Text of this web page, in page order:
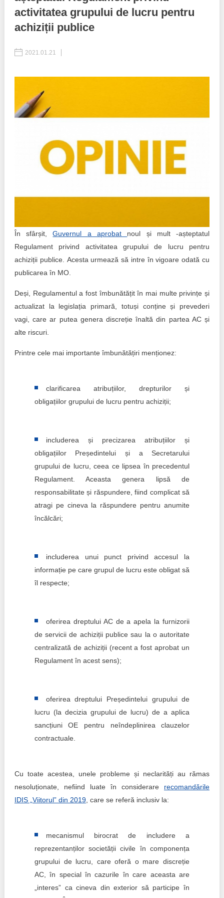
Rapoarte
Manual de proceduri
Note & poziții​
Anunțuri
Politici regionale
People Watch
Agenda Națională de Business
Trend Hunter
Buletin EU-STRAT
Aplică la BUNELE PRACTICI
Transparența întreprinderilor de stat
Cele mai bune și cele mai proaste politici locale din
Democrația, independența și transparența instituțiilor
publice-cheie din Moldova
Achizițiile publice în vizorul societății civile
activitatea grupului de lucru pentru
achiziții publice
2021.01.21
În sfârșit,Guvernul a aprobat noul și mult -așteptatul
Regulament privind activitatea grupului de lucru pentru
achiziții publice. Acesta urmează să intre în vigoare odată cu
publicarea în MO.
Deși, Regulamentul a fost îmbunătățit în mai multe privințe și
actualizat la legislația primară, totuși conține și prevederi
vagi, care ar putea genera discreție înaltă din partea AC și
alte riscuri.
Printre cele mai importante îmbunătățiri menționez:
clarificarea atribuțiilor, drepturilor și
obligațiilor grupului de lucru pentru achiziții;
includerea și precizarea atribuțiilor și
obligațiilor Președintelui și a Secretarului
grupului de lucru, ceea ce lipsea în precedentul
Regulament. Aceasta genera lipsă de
responsabilitate și răspundere, fiind complicat să
atragi pe cineva la răspundere pentru anumite
încălcări;
includerea unui punct privind accesul la
informație pe care grupul de lucru este obligat să
îl respecte;
oferirea dreptului AC de a apela la furnizorii
de servicii de achiziții publice sau la o autoritate
centralizată de achiziții (recent a fost aprobat un
Regulament în acest sens);
oferirea dreptului Președintelui grupului de
lucru (la decizia grupului de lucru) de a aplica
sancțiuni OE pentru neîndeplinirea clauzelor
contractuale.
Cu toate acestea, unele probleme și neclarități au rămas
nesoluționate, nefiind luate în considerare recomandările
IDIS „Viitorul” din 2019, care se referă inclusiv la:
mecanismul birocrat de includere a
reprezentanților societății civile în componența
grupului de lucru, care oferă o mare discreție
AC, în special în cazurile în care aceasta are
„interes” ca cineva din exterior să participe în